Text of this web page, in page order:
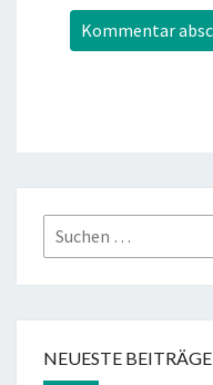
Suchen
nach:
NEUESTE BEITRÄGE